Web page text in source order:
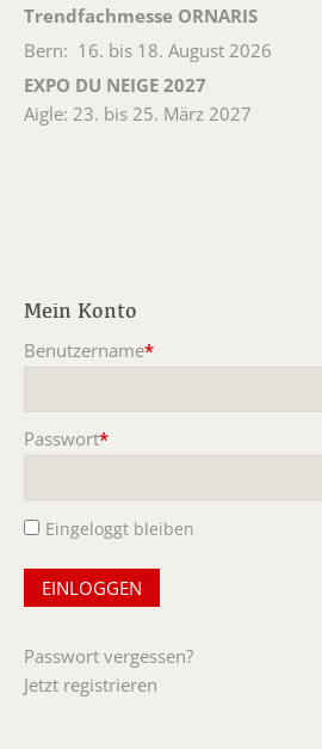
Trendfachmesse ORNARIS
Bern: 16. bis 18. August 2026
EXPO DU NEIGE 2027
Aigle: 23. bis 25. März 2027
Mein Konto
Benutzername*
Passwort*
Eingeloggt bleiben
Passwort vergessen?
Jetzt registrieren